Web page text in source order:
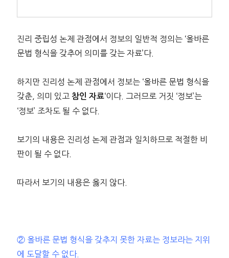
진리 중립성 논제 관점에서 정보의 일반적 정의는 ‘올바른
문법 형식을 갖추어 의미를 갖는 자료’다.
하지만 진리성 논제 관점에서 정보는 ‘올바른 문법 형식을
갖춘, 의미 있고 참인 자료‘이다. 그러므로 거짓 ‘정보’는
‘정보’ 조차도 될 수 없다.
보기의 내용은 진리성 논제 관점과 일치하므로 적절한 비
판이 될 수 없다.
따라서 보기의 내용은 옳지 않다.
② 올바른 문법 형식을 갖추지 못한 자료는 정보라는 지위
에 도달할 수 없다.